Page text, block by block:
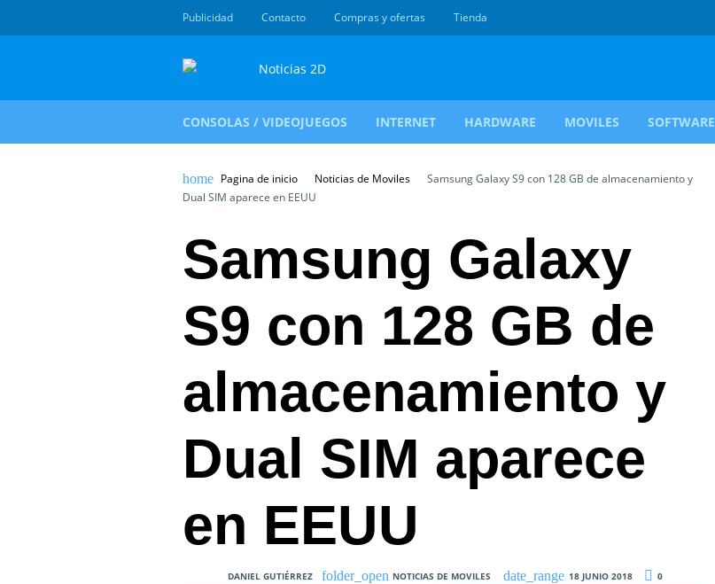
Publicidad Contacto Compras y ofertas Tienda
CONSOLAS / VIDEOJUEGOS INTERNET HARDWARE MOVILES SOFTWARE
Pagina de inicio Noticias de Moviles
Samsung Galaxy S9 con 128 GB de almacenamiento y
Dual SIM aparece en EEUU
Samsung Galaxy
S9 con 128 GB de
almacenamiento y
Dual SIM aparece
en EEUU
DANIEL GUTIÉRREZ NOTICIAS DE MOVILES 18 JUNIO 2018 0